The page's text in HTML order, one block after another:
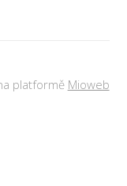
platformě Mioweb